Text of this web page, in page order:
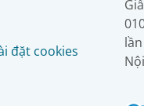
đặt cookies